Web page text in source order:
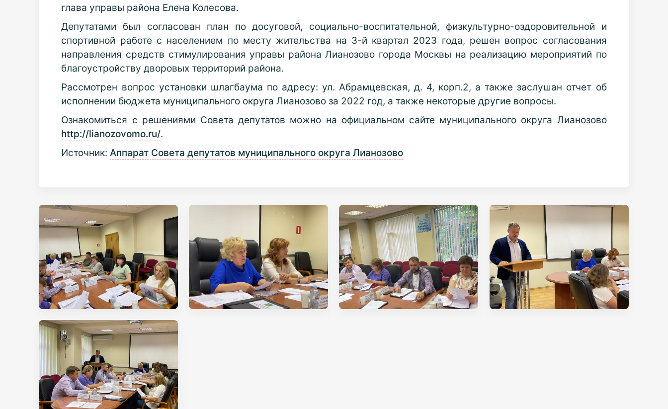
глава управы района Елена Колесова.
Депутатами был согласован план по досуговой, социально-воспитательной, физкультурно-оздоровительной и
спортивной работе с населением по месту жительства на 3-й квартал 2023 года, решен вопрос согласования
направления средств стимулирования управы района Лианозово города Москвы на реализацию мероприятий по
благоустройству дворовых территорий района.
Рассмотрен вопрос установки шлагбаума по адресу: ул. Абрамцевская, д. 4, корп.2, а также заслушан отчет об
исполнении бюджета муниципального округа Лианозово за 2022 год, а также некоторые другие вопросы.
Ознакомиться с решениями Совета депутатов можно на официальном сайте муниципального округа Лианозово
http://lianozovomo.ru/.
Источник:Аппарат Совета депутатов муниципального округа Лианозово